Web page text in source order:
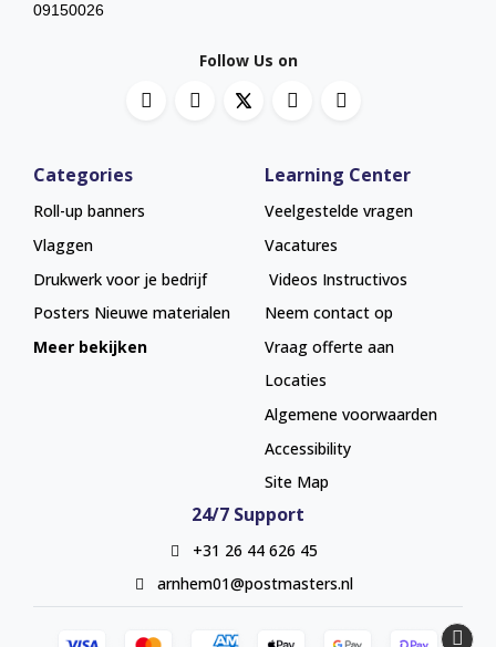
09150026
Follow Us on
Categories
Roll-up banners
Vlaggen
Drukwerk voor je bedrijf
Posters Nieuwe materialen
Meer bekijken
Learning Center
Veelgestelde vragen
Vacatures
Videos Instructivos
Neem contact op
Vraag offerte aan
Locaties
Algemene voorwaarden
Accessibility
Site Map
24/7 Support
+31 26 44 626 45
arnhem01@postmasters.nl